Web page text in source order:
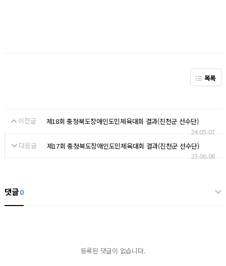
목록
이전글
제18회 충청북도장애인도민체육대회 결과(진천군 선수단)
24.05.07
다음글
제17회 충청북도장애인도민체육대회 결과(진천군 선수단)
23.06.08
댓글0
등록된 댓글이 없습니다.